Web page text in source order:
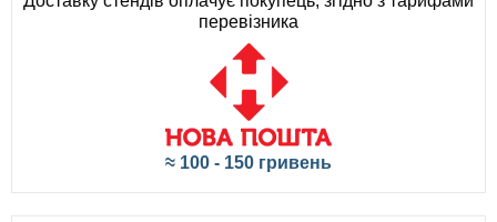
перевізника
≈ 100 - 150 гривень